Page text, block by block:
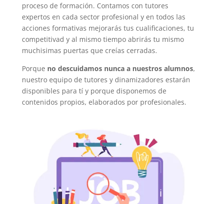
proceso de formación. Contamos con tutores
expertos en cada sector profesional y en todos las
acciones formativas mejorarás tus cualificaciones, tu
competitivad y al mismo tiempo abrirás tu mismo
muchisimas puertas que creías cerradas.
Porque no descuidamos nunca a nuestros alumnos,
nuestro equipo de tutores y dinamizadores estarán
disponibles para tí y porque disponemos de
contenidos propios, elaborados por profesionales.